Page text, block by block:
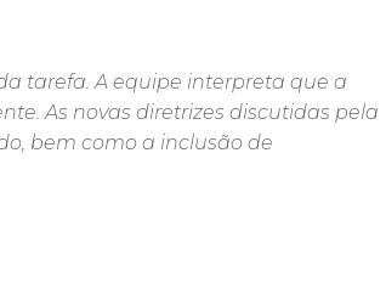
tarefa. A equipe interpreta que a
As novas diretrizes discutidas pela
bem como a inclusão de